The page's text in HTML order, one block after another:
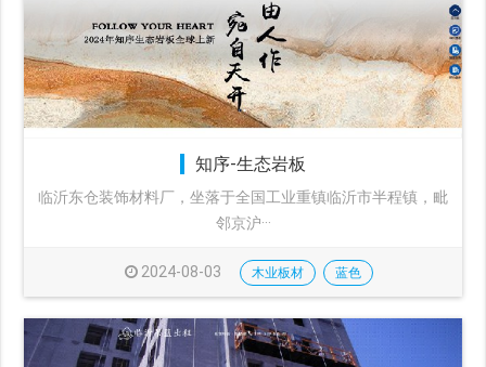
知序-生态岩板
临沂东仓装饰材料厂，坐落于全国工业重镇临沂市半程镇，毗
邻京沪···
2024-08-03 木业板材 蓝色